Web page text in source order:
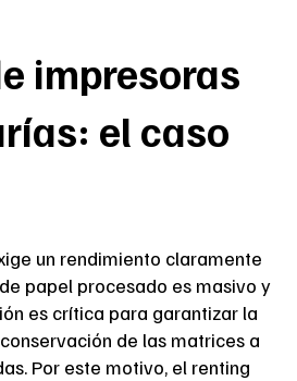
impresoras
el caso
un rendimiento claramente
papel procesado es masivo y
es crítica para garantizar la
de las matrices a
Por este motivo, el renting